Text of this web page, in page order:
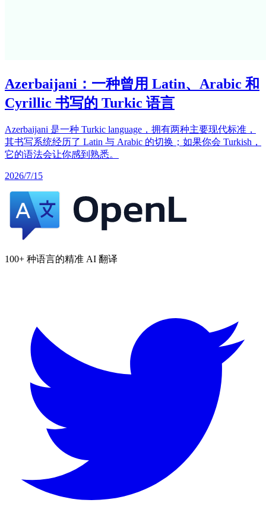
Azerbaijani：一种曾用 Latin、Arabic 和
Cyrillic 书写的 Turkic 语言
Azerbaijani 是一种 Turkic language，拥有两种主要现代标准，
其书写系统经历了 Latin 与 Arabic 的切换；如果你会 Turkish，
它的语法会让你感到熟悉。
2026/7/15
100+ 种语言的精准 AI 翻译